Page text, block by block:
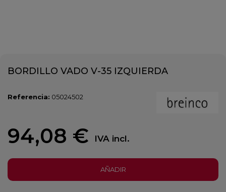
BORDILLO VADO V-35 IZQUIERDA
Referencia: 05024502
94,08 € IVA incl.
AÑADIR